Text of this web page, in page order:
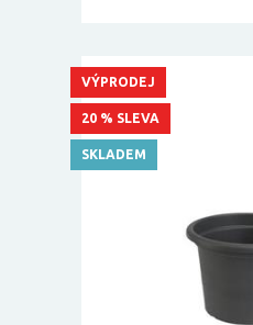
VÝPRODEJ
20 % SLEVA
SKLADEM